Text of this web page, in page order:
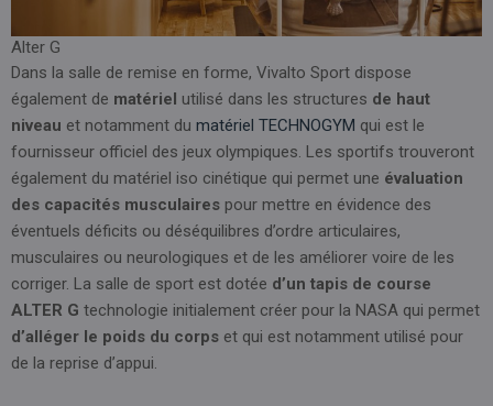
Alter G
Dans la salle de remise en forme, Vivalto Sport dispose
également de matériel utilisé dans les structures de haut
niveau et notamment du matériel TECHNOGYM qui est le
fournisseur officiel des jeux olympiques. Les sportifs trouveront
également du matériel iso cinétique qui permet une évaluation
des capacités musculaires pour mettre en évidence des
éventuels déficits ou déséquilibres d’ordre articulaires,
musculaires ou neurologiques et de les améliorer voire de les
corriger. La salle de sport est dotée d’un tapis de course
ALTER G technologie initialement créer pour la NASA qui permet
d’alléger le poids du corps et qui est notamment utilisé pour
de la reprise d’appui.